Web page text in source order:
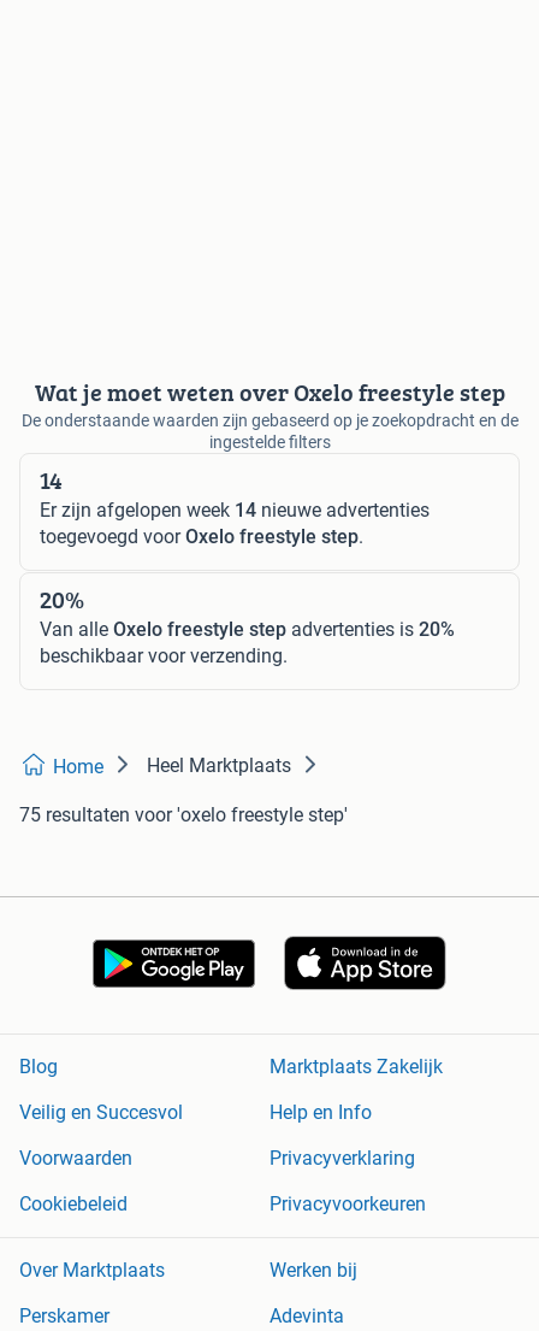
Wat je moet weten over Oxelo freestyle step
De onderstaande waarden zijn gebaseerd op je zoekopdracht en de
ingestelde filters
14
Er zijn afgelopen week 14 nieuwe advertenties
toegevoegd voorOxelo freestyle step.
20%
Van alle Oxelo freestyle step advertenties is 20%
beschikbaar voor verzending.
Home Heel Marktplaats
75 resultaten voor 'oxelo freestyle step'
Blog
Marktplaats Zakelijk
Veilig en Succesvol
Help en Info
Voorwaarden
Privacyverklaring
Cookiebeleid
Privacyvoorkeuren
Over Marktplaats
Werken bij
Perskamer
Adevinta